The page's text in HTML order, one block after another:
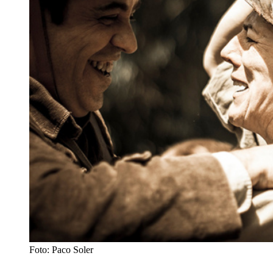
Foto: Paco Soler